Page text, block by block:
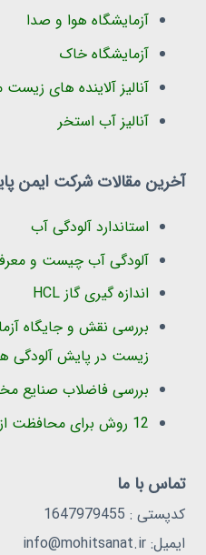
آزمایشگاه هوا و صدا
آزمایشگاه خاک
آنالیز آلاینده های
آنالیز آب استخر
آخرین مقالات شرکت ایمن
استاندارد آلودگی آب
آلودگی آب چیست و
اندازه گیری گاز HCL
بررسی نقش و جایگاه
زیست در پایش آلودگی
بررسی فاضلاب صنایع
12 روش برای محافظت از محیط زیست
تماس با ما
کدپستی : 1647979455
ایمیل: info@mohitsanat.ir